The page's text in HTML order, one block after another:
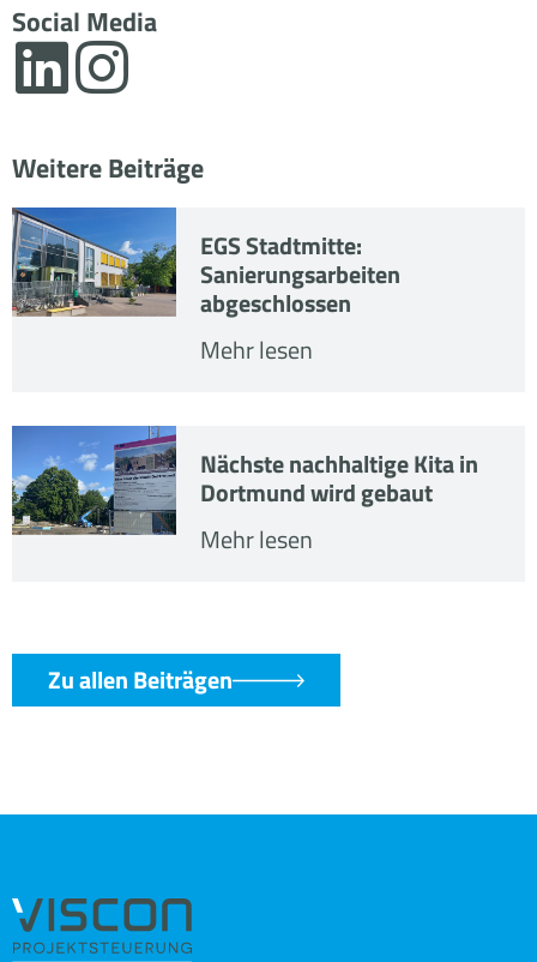
Social Media
Weitere Beiträge
EGS Stadtmitte:
Sanierungsarbeiten
abgeschlossen
Mehr lesen
Nächste nachhaltige Kita in
Dortmund wird gebaut
Mehr lesen
Zu allen Beiträgen